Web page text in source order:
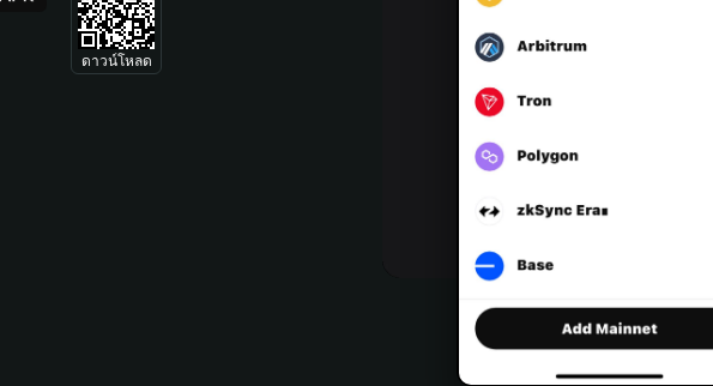
ดาวน์โหลด